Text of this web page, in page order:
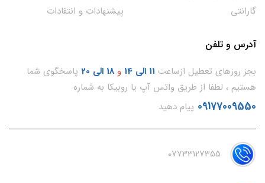
گارانتی
پیشنهادات و انتقادات
آدرس و تلفن
بجز روزهای تعطیل ازساعت 11 الی 14 و 18 الی 20
پاسخگوی شما
هستیم ، لطفا از طریق واتس آپ یا روبیکا به شماره
09177009550 پیام دهید
07733127355